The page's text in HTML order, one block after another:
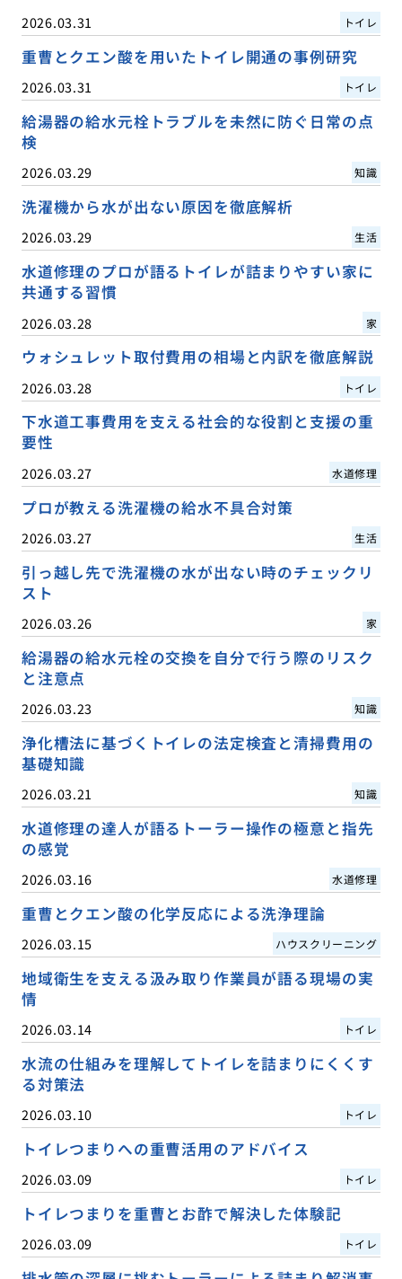
2026.03.31 トイレ
重曹とクエン酸を用いたトイレ開通の事例研究
2026.03.31 トイレ
給湯器の給水元栓トラブルを未然に防ぐ日常の点
検
2026.03.29 知識
洗濯機から水が出ない原因を徹底解析
2026.03.29 生活
水道修理のプロが語るトイレが詰まりやすい家に
共通する習慣
2026.03.28 家
ウォシュレット取付費用の相場と内訳を徹底解説
2026.03.28 トイレ
下水道工事費用を支える社会的な役割と支援の重
要性
2026.03.27 水道修理
プロが教える洗濯機の給水不具合対策
2026.03.27 生活
引っ越し先で洗濯機の水が出ない時のチェックリ
スト
2026.03.26 家
給湯器の給水元栓の交換を自分で行う際のリスク
と注意点
2026.03.23 知識
浄化槽法に基づくトイレの法定検査と清掃費用の
基礎知識
2026.03.21 知識
水道修理の達人が語るトーラー操作の極意と指先
の感覚
2026.03.16 水道修理
重曹とクエン酸の化学反応による洗浄理論
2026.03.15 ハウスクリーニング
地域衛生を支える汲み取り作業員が語る現場の実
情
2026.03.14 トイレ
水流の仕組みを理解してトイレを詰まりにくくす
る対策法
2026.03.10 トイレ
トイレつまりへの重曹活用のアドバイス
2026.03.09 トイレ
トイレつまりを重曹とお酢で解決した体験記
2026.03.09 トイレ